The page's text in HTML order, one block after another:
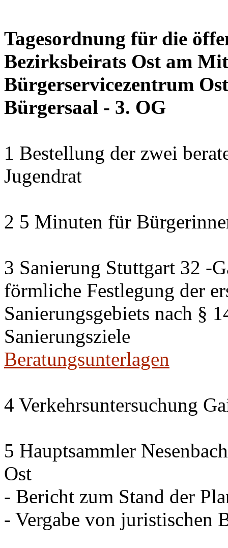
Tagesordnung für die
Bezirksbeirats Ost am
Bürgerservicezentrum
Bürgersaal - 3. OG
1 Bestellung der zwei
Jugendrat
2 5 Minuten für
3 Sanierung Stuttgart 32 -
förmliche Festlegung der
Sanierungsgebiets nach §
Sanierungsziele
Beratungsunterlagen
4 Verkehrsuntersuchung
5 Hauptsammler
Ost
- Bericht zum Stand der
- Vergabe von juristischen